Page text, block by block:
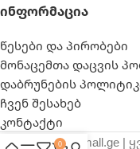
Ინფორმაცია
წესები და პირობები
მონაცემთა დაცვის
დაბრუნების
ჩვენ შესახებ
კონტაქტი
© 2025 webmall.ge
0